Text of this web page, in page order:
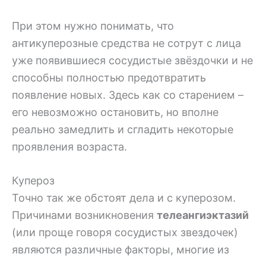
При этом нужно понимать, что
антикуперозные средства не сотрут с лица
уже появившиеся сосудистые звёздочки и не
способны полностью предотвратить
появление новых. Здесь как со старением –
его невозможно остановить, но вполне
реально замедлить и сгладить некоторые
проявления возраста.
Купероз
Точно так же обстоят дела и с куперозом.
Причинами возникновения телеангиэктазий
(или проще говоря сосудистых звездочек)
являются различные факторы, многие из